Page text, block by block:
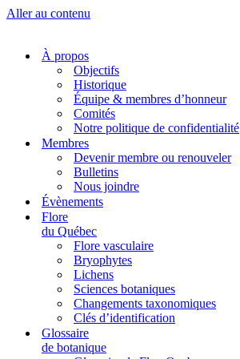
Aller au contenu
À propos
Objectifs
Historique
Équipe & membres d’honneur
Comités
Notre politique de confidentialité
Membres
Devenir membre ou renouveler
Bulletins
Nous joindre
Évènements
Flore
du Québec
Flore vasculaire
Bryophytes
Lichens
Sciences botaniques
Changements taxonomiques
Clés d’identification
Glossaire
de botanique